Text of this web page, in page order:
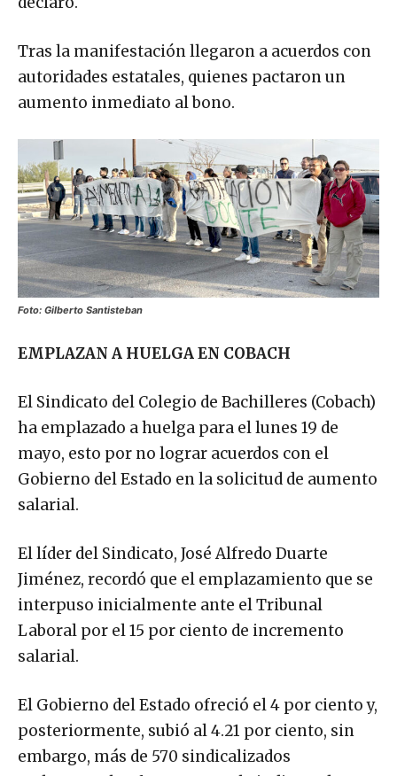
Tras la manifestación llegaron a acuerdos con
autoridades estatales, quienes pactaron un
aumento inmediato al bono.
Foto: Gilberto Santisteban
EMPLAZAN A HUELGA EN COBACH
El Sindicato del Colegio de Bachilleres (Cobach)
ha emplazado a huelga para el lunes 19 de
mayo, esto por no lograr acuerdos con el
Gobierno del Estado en la solicitud de aumento
salarial.
El líder del Sindicato, José Alfredo Duarte
Jiménez, recordó que el emplazamiento que se
interpuso inicialmente ante el Tribunal
Laboral por el 15 por ciento de incremento
salarial.
El Gobierno del Estado ofreció el 4 por ciento y,
posteriormente, subió al 4.21 por ciento, sin
embargo, más de 570 sindicalizados